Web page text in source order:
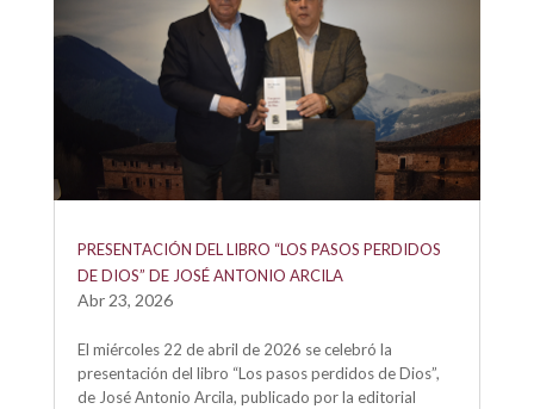
PRESENTACIÓN DEL LIBRO “LOS PASOS PERDIDOS
DE DIOS” DE JOSÉ ANTONIO ARCILA
Abr 23, 2026
El miércoles 22 de abril de 2026 se celebró la
presentación del libro “Los pasos perdidos de Dios”,
de José Antonio Arcila, publicado por la editorial